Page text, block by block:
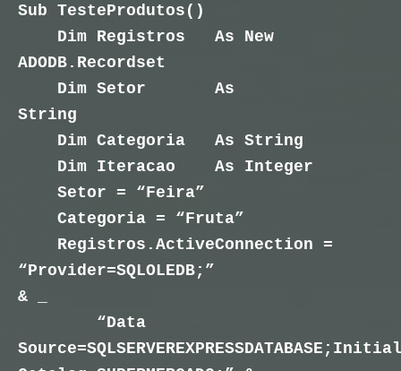
Sub TesteProdutos()
Dim Registros As New
ADODB.Recordset
Dim Setor As
String
Dim Categoria As String
Dim Iteracao As Integer
Setor = “Feira”
Categoria = “Fruta”
Registros.ActiveConnection =
“Provider=SQLOLEDB;”
& _
“Data
Source=SQLSERVEREXPRESSDATABASE; Initial